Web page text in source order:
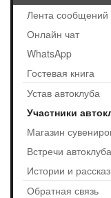
Лента сообщений
Онлайн чат
WhatsApp
Гостевая книга
Устав автоклуба
Участники
Магазин
Встречи автоклуба
Истории и
Обратная связь